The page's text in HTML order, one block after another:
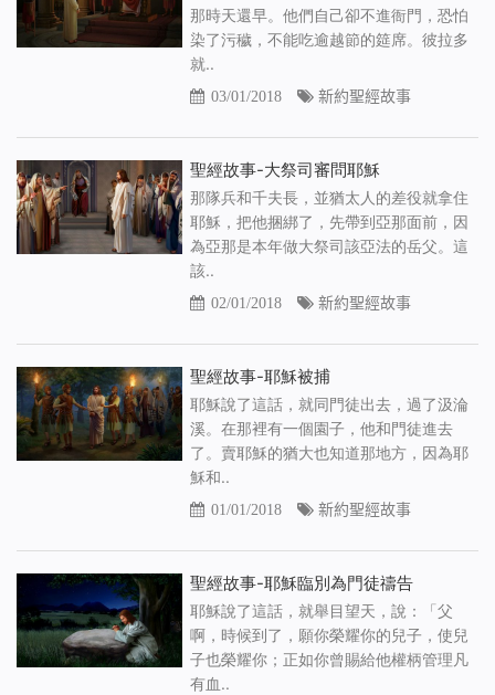
那時天還早。他們自己卻不進衙門，恐怕
染了污穢，不能吃逾越節的筵席。彼拉多
就..
03/01/2018 新約聖經故事
聖經故事-大祭司審問耶穌
那隊兵和千夫長，並猶太人的差役就拿住
耶穌，把他捆綁了，先帶到亞那面前，因
為亞那是本年做大祭司該亞法的岳父。這
該..
02/01/2018 新約聖經故事
聖經故事-耶穌被捕
耶穌說了這話，就同門徒出去，過了汲淪
溪。在那裡有一個園子，他和門徒進去
了。賣耶穌的猶大也知道那地方，因為耶
穌和..
01/01/2018 新約聖經故事
聖經故事-耶穌臨別為門徒禱告
耶穌說了這話，就舉目望天，說：「父
啊，時候到了，願你榮耀你的兒子，使兒
子也榮耀你；正如你曾賜給他權柄管理凡
有血..